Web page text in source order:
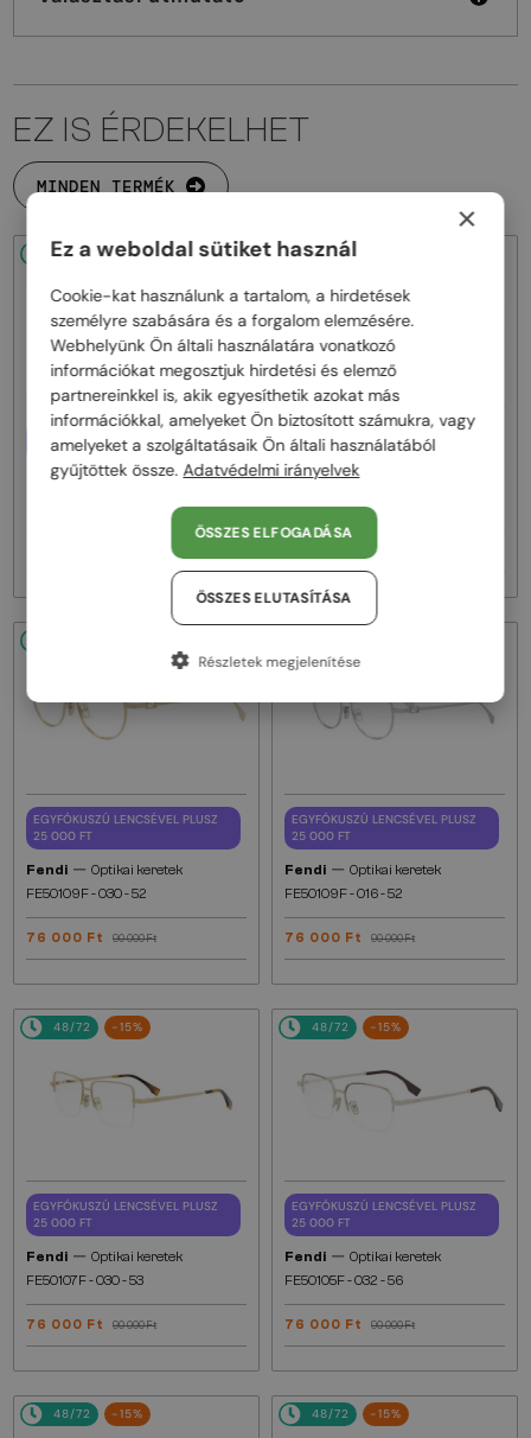
EZ IS ÉRDEKELHET
MINDEN TERMÉK
48/72 -15%
EGYFÓKUSZÚ LENCSÉVEL PLUSZ
25 000 FT
Fendi —
48/72
EGYFÓKUSZÚ LENCSÉVEL PLUSZ
25 000 FT
Fendi—Optikai keretek
FE50110F - 030 - 54
90 000 Ft
EGYFÓKUSZÚ LENCSÉVEL PLUSZ
25 000 FT
Fendi — Optikai keretek
FE50109F - 030 - 52
76 000 Ft 90 000 Ft
EGYFÓKUSZÚ LENCSÉVEL PLUSZ
25 000 FT
Fendi — Optikai keretek
FE50109F - 016 - 52
76 000 Ft 90 000 Ft
48/72 -15%
EGYFÓKUSZÚ LENCSÉVEL PLUSZ
25 000 FT
Fendi — Optikai keretek
FE50107F - 030 - 53
76 000 Ft 90 000 Ft
48/72 -15%
EGYFÓKUSZÚ LENCSÉVEL PLUSZ
25 000 FT
Fendi — Optikai keretek
FE50105F - 032 - 56
76 000 Ft 90 000 Ft
48/72 -15% 48/72 -15%
×
Ez a weboldal sütiket használ
Cookie-kat használunk a tartalom, a hirdetések
személyre szabására és a forgalom elemzésére.
Webhelyünk Ön általi használatára vonatkozó
információkat megosztjuk hirdetési és elemző
partnereinkkel is, akik egyesíthetik azokat más
információkkal, amelyeket Ön biztosított számukra, vagy
amelyeket a szolgáltatásaik Ön általi használatából
gyűjtöttek össze. Adatvédelmi irányelvek
ÖSSZES ELFOGADÁSA
ÖSSZES ELUTASÍTÁSA
Részletek megjelenítése